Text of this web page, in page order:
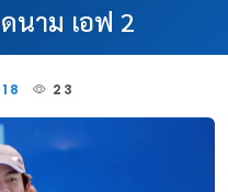
นาม เอฟ 2
23